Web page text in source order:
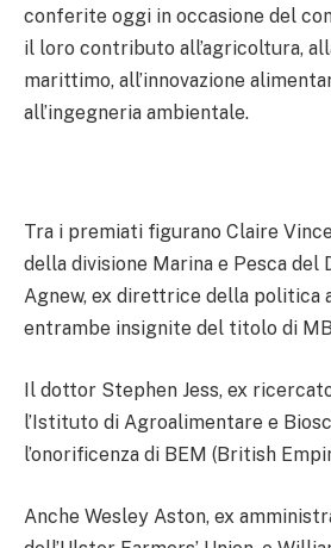
conferite oggi in occasione del
il loro contributo all’agricoltura,
marittimo, all’innovazione
all’ingegneria ambientale.
Tra i premiati figurano Claire
della divisione Marina e Pesca del
Agnew, ex direttrice della politica
entrambe insignite del titolo di
Il dottor Stephen Jess, ex
l’Istituto di Agroalimentare e
l’onorificenza di BEM (British
Anche Wesley Aston, ex